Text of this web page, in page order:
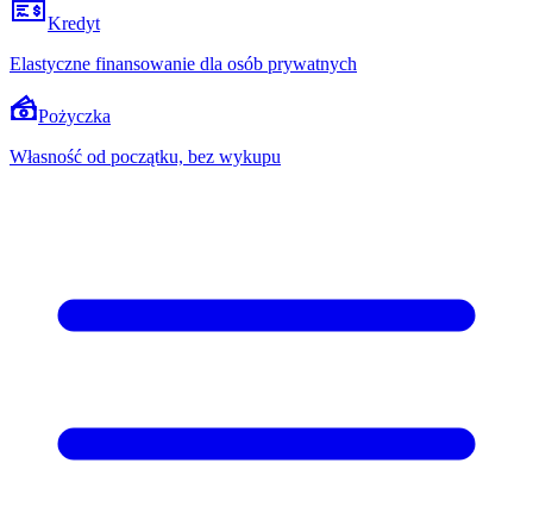
Kredyt
Elastyczne finansowanie dla osób prywatnych
Pożyczka
Własność od początku, bez wykupu